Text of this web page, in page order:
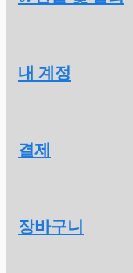
내 계정
결제
장바구니